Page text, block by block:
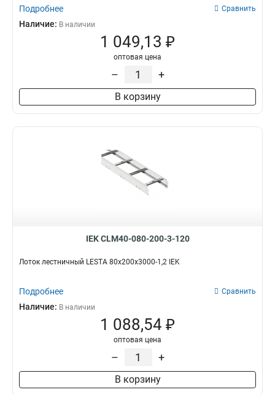
Подробнее Сравнить
Наличие: В наличии
1 049,13 ₽
оптовая цена
– +
В корзину
IEK CLM40-080-200-3-120
Лоток лестничный LESTA 80х200х3000-1,2 IEK
Подробнее Сравнить
Наличие: В наличии
1 088,54 ₽
оптовая цена
– +
В корзину